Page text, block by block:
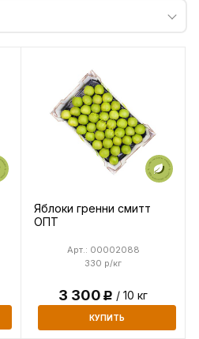
Яблоки гренни смитт
ОПТ
330 р/кг
Арт.: 00002088
3 300Р / 10 кг
КУПИТЬ